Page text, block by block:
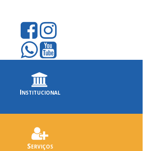
Institucional
Serviços